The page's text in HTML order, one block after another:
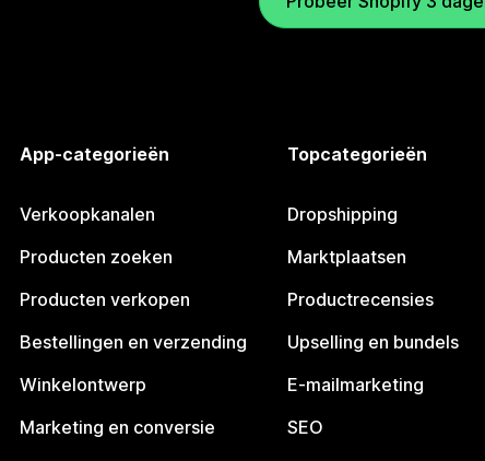
App-categorieën
Verkoopkanalen
Producten zoeken
Producten verkopen
Bestellingen en verzending
Winkelontwerp
Marketing en conversie
Topcategorieën
Dropshipping
Marktplaatsen
Productrecensies
Upselling en bundels
E-mailmarketing
SEO